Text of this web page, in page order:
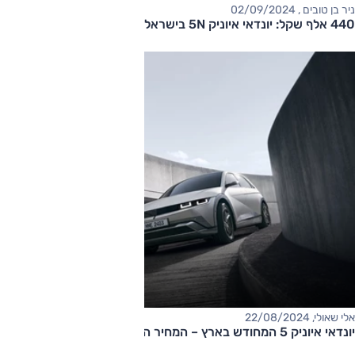
ניר בן טובים , 02/09/2024
440 אלף שקל: יונדאי איוניק 5N בישראל
אלי שאולי, 22/08/2024
יונדאי איוניק 5 המחודש בארץ – המחיר החל מ-210,000 שקלים